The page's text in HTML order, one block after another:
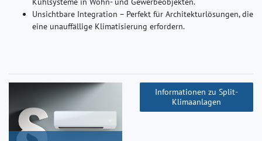
Unsichtbare Integration – Perfekt für Architekturlösungen, die
eine unauffällige Klimatisierung erfordern.
Informationen zu Split-
Klimaanlagen